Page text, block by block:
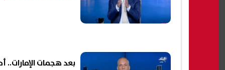
بعد هجمات